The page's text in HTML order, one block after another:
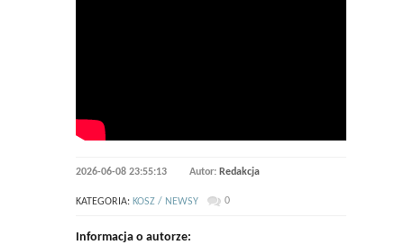
2026-06-08 23:55:13 Autor: Redakcja
KATEGORIA: KOSZ / NEWSY 0
Informacja o autorze: